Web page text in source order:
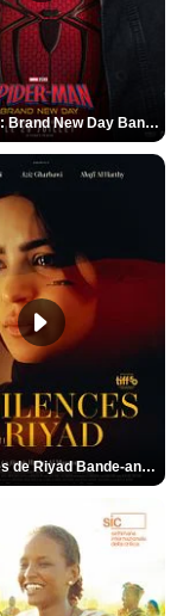
Spider-Man: Brand New Day Bande-annonce VO STFR
Les Silences de Riyad Bande-annonce VO STFR